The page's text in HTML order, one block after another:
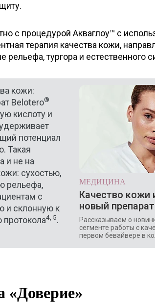
с процедурой Акваглоу™ с
терапия качества кожи,
рельефа, тургора и естественного
МЕДИЦИНА
Качество кожи
новый
Рассказываем о
сегменте работы с
первом бевайвере в
кожи:
Belotero®
кислоту и
потенциал
Такая
и не на
сухостью,
рельефа,
с
и склонную к
4, 5.
«Доверие»